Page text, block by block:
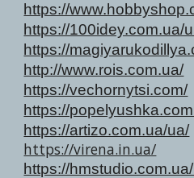
https://
https://100idey.com.ua/
https://
http://www.rois.com.ua/
https://vechornytsi.com/
https://
https://artizo.com.ua/ua/
https://virena.in.ua/
https://